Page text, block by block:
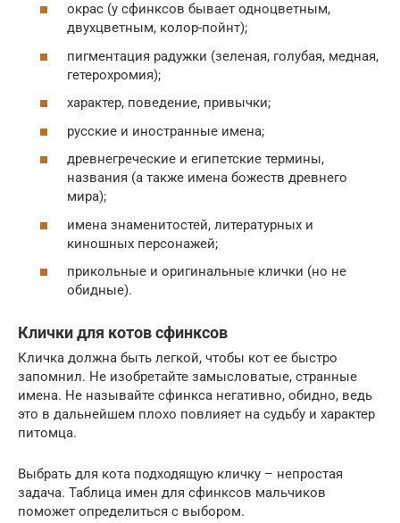
окрас (у сфинксов бывает одноцветным,
двухцветным, колор-пойнт);
пигментация радужки (зеленая, голубая, медная,
гетерохромия);
характер, поведение, привычки;
русские и иностранные имена;
древнегреческие и египетские термины,
названия (а также имена божеств древнего
мира);
имена знаменитостей, литературных и
киношных персонажей;
прикольные и оригинальные клички (но не
обидные).
Клички для котов сфинксов
Кличка должна быть легкой, чтобы кот ее быстро
запомнил. Не изобретайте замысловатые, странные
имена. Не называйте сфинкса негативно, обидно, ведь
это в дальнейшем плохо повлияет на судьбу и характер
питомца.
Выбрать для кота подходящую кличку – непростая
задача. Таблица имен для сфинксов мальчиков
поможет определиться с выбором.